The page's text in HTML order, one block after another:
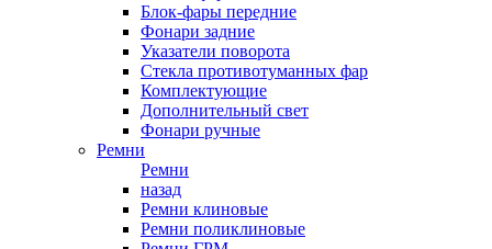
Блок-фары передние
Фонари задние
Указатели поворота
Стекла противотуманных фар
Комплектующие
Дополнительный свет
Фонари ручные
Ремни
Ремни
назад
Ремни клиновые
Ремни поликлиновые